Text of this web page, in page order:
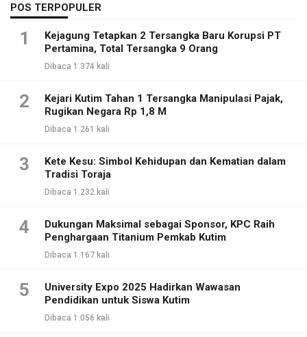
POS TERPOPULER
1
Kejagung Tetapkan 2 Tersangka Baru Korupsi PT
Pertamina, Total Tersangka 9 Orang
Dibaca 1.374 kali
2
Kejari Kutim Tahan 1 Tersangka Manipulasi Pajak,
Rugikan Negara Rp 1,8 M
Dibaca 1.261 kali
3
Kete Kesu: Simbol Kehidupan dan Kematian dalam
Tradisi Toraja
Dibaca 1.232 kali
4
Dukungan Maksimal sebagai Sponsor, KPC Raih
Penghargaan Titanium Pemkab Kutim
Dibaca 1.167 kali
5
University Expo 2025 Hadirkan Wawasan
Pendidikan untuk Siswa Kutim
Dibaca 1.056 kali